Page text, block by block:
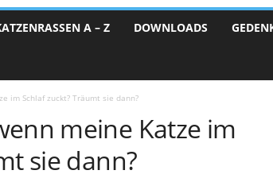
A – Z DOWNLOADS
im Schlaf zuckt? Träumt sie dann?
meine Katze im
sie dann?